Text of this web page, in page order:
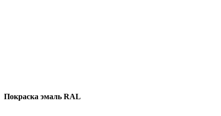
Покраска эмаль RAL